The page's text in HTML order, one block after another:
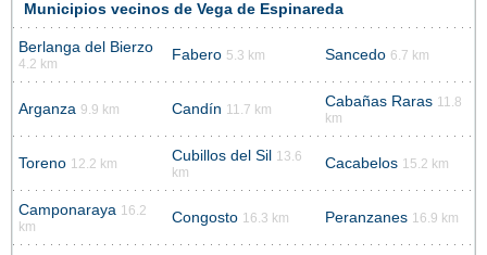
Municipios vecinos de Vega de Espinareda
Berlanga del Bierzo
4.2 km
Fabero 5.3 km Sancedo 6.7 km
Arganza 9.9 km Candín 11.7 km Cabañas Raras 11.8
km
Toreno 12.2 km Cubillos del Sil
13.6
km
Cacabelos 15.2 km
Camponaraya 16.2
km
Congosto 16.3 km Peranzanes 16.9 km